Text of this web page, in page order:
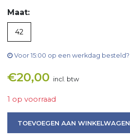
Maat:
42
Voor 15:00 op een werkdag besteld?
€20,00 incl. btw
1 op voorraad
TOEVOEGEN AAN WINKELWAGEN